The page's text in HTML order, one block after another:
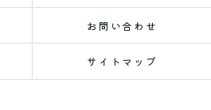
お問い合わせ
サイトマップ